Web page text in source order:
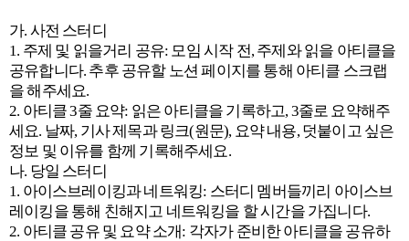
가. 사전 스터디
1. 주제 및 읽을거리 공유: 모임 시작 전, 주제와 읽을 아티클을
공유합니다. 추후 공유할 노션 페이지를 통해 아티클 스크랩
을 해주세요.
2. 아티클 3줄 요약: 읽은 아티클을 기록하고, 3줄로 요약해주
세요. 날짜, 기사 제목과 링크(원문), 요약 내용, 덧붙이고 싶은
정보 및 이유를 함께 기록해주세요.
나. 당일 스터디
1. 아이스브레이킹과 네트워킹: 스터디 멤버들끼리 아이스브
레이킹을 통해 친해지고 네트워킹을 할 시간을 가집니다.
2. 아티클 공유 및 요약 소개: 각자가 준비한 아티클을 공유하